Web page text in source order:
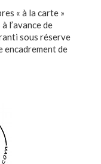
« à la carte »
l’avance de
sous réserve
encadrement de